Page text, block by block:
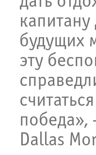
капитану
будущих
эту
Dallas